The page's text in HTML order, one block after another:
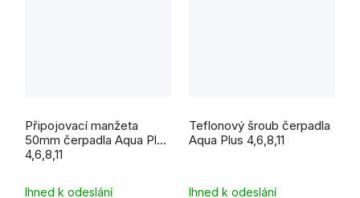
Připojovací manžeta
50mm čerpadla Aqua Plus
4,6,8,11
Ihned k odeslání
Teflonový šroub čerpadla
Aqua Plus 4,6,8,11
Ihned k odeslání